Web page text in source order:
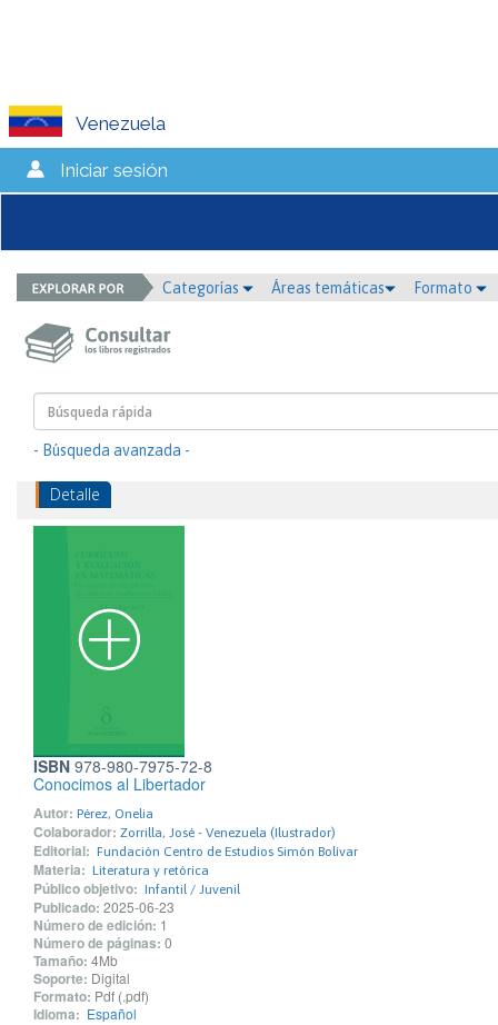
Venezuela
Iniciar sesión
Categorías Áreas temáticas Formato
- Búsqueda avanzada -
Detalle
ISBN 978-980-7975-72-8
Conocimos al Libertador
Autor: Pérez, Onelia
Colaborador: Zorrilla, José - Venezuela (Ilustrador)
Editorial: Fundación Centro de Estudios Simón Bolívar
Materia: Literatura y retórica
Público objetivo: Infantil / Juvenil
Publicado: 2025-06-23
Número de edición: 1
Número de páginas: 0
Tamaño: 4Mb
Soporte: Digital
Formato: Pdf (.pdf)
Idioma: Español